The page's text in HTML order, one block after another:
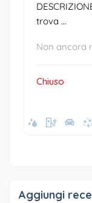
trova ...
Non ancora
Chiuso
Aggiungi